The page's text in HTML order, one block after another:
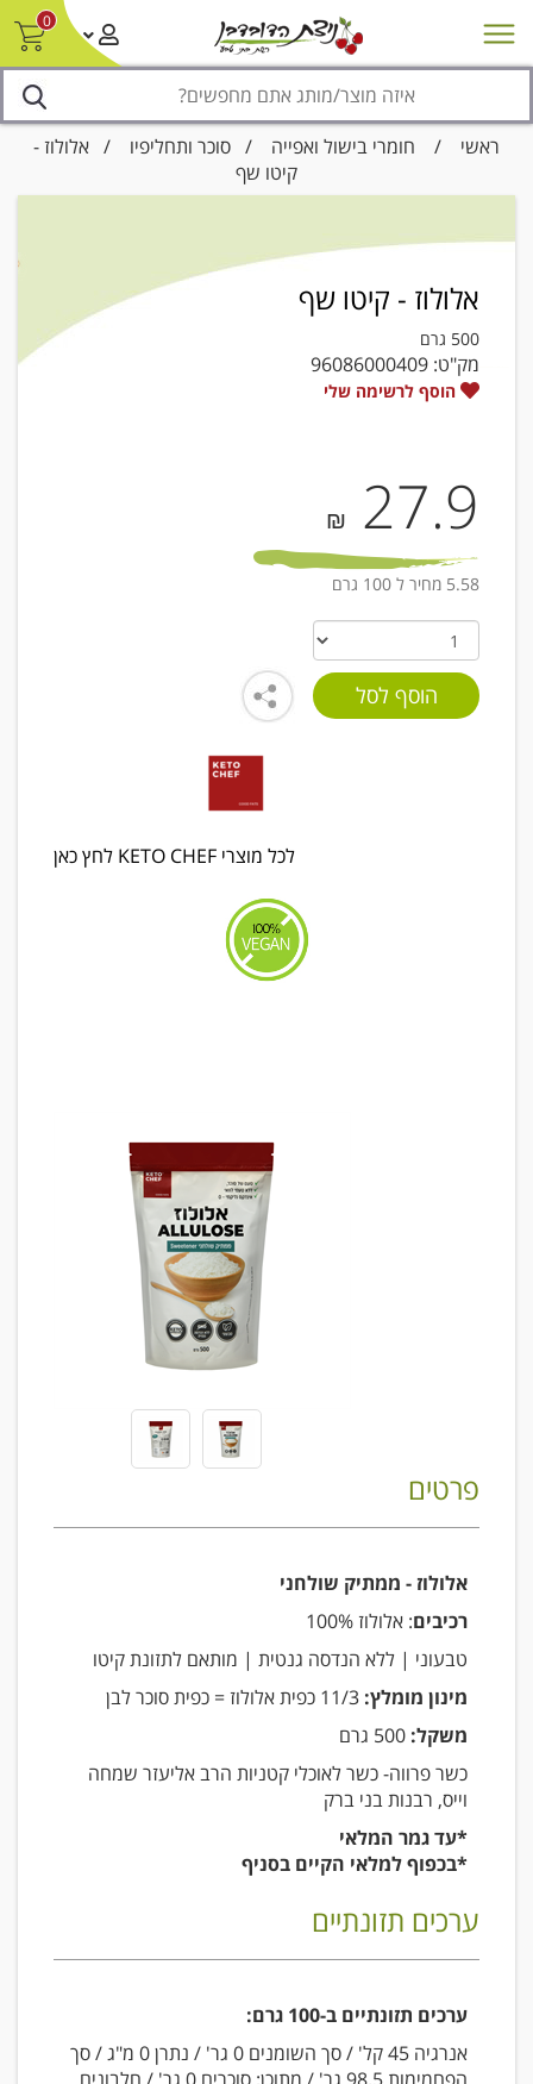
0
מבצעים סניפים צור קשר/ביטול הזמנה
ראשי / חומרי בישול ואפייה / סוכר ותחליפיו / אלולוז -
קיטו שף
אלולוז - קיטו שף
500 גרם
מק"ט: 96086000409
הוסף לרשימה שלי
27.9
₪
5.58 מחיר ל 100 גרם
לכל מוצרי KETO CHEF לחץ כאן
פרטים
אלולוז - ממתיק שולחני
רכיבים: אלולוז 100%
טבעוני | ללא הנדסה גנטית | מותאם לתזונת קיטו
מינון מומלץ: 11/3 כפית אלולוז = כפית סוכר לבן
משקל:
כשר פרווה- כשר לאוכלי קטניות הרב אליעזר שמחה
וייס, רבנות בני ברק
*עד גמר המלאי
*בכפוף למלאי הקיים בסניף
ערכים תזונתיים
ערכים תזונתיים ב-100 גרם:
אנרגיה 45 קל' / סך השומנים 0 גר' / נתרן 0 מ"ג / סך